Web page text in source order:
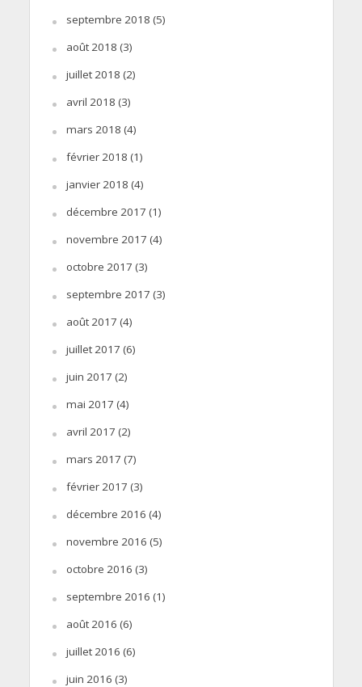
septembre 2018 (5)
août 2018 (3)
juillet 2018 (2)
avril 2018 (3)
mars 2018 (4)
février 2018 (1)
janvier 2018 (4)
décembre 2017 (1)
novembre 2017 (4)
octobre 2017 (3)
septembre 2017 (3)
août 2017 (4)
juillet 2017 (6)
juin 2017 (2)
mai 2017 (4)
avril 2017 (2)
mars 2017 (7)
février 2017 (3)
décembre 2016 (4)
novembre 2016 (5)
octobre 2016 (3)
septembre 2016 (1)
août 2016 (6)
juillet 2016 (6)
juin 2016 (3)